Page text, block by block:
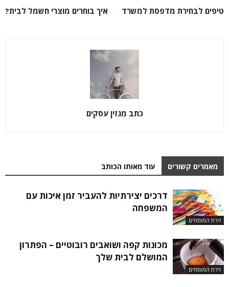
טיפים לבחירת מדפסת למשרד איך בוחרים מוצרי חשמל לבית?
כתב מגזין עסקים
מאמרים קשורים עוד מאותו הכותב
זירת המומחים
דרכים יצירתיות להעביר זמן איכות עם
המשפחה
זירת המומחים
מכונות קפה ושואבים רובוטיים – הפתרון
המושלם לבית שלך